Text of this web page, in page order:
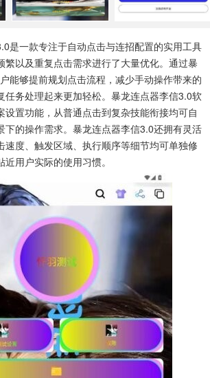
是一款专注于自动点击与连招配置的实用工具
繁以及重复点击需求进行了大量优化。通过暴
能够提前规划点击流程，减少手动操作带来的
任务处理起来更加轻松。暴龙连点器李信3.0软
设置功能，从普通点击到复杂技能衔接均可自
下的操作需求。暴龙连点器李信3.0还拥有灵活
速度、触发区域、执行顺序等细节均可单独修
用户实际的使用习惯。